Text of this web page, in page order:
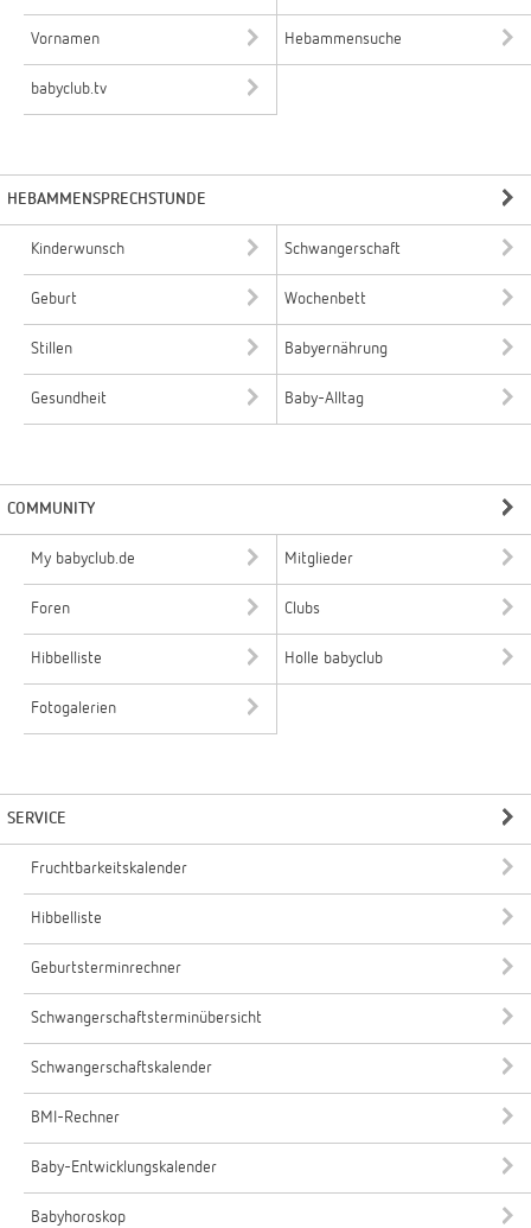
Vornamen Hebammensuche
babyclub.tv
HEBAMMENSPRECHSTUNDE
Kinderwunsch Schwangerschaft
Geburt Wochenbett
Stillen Babyernährung
Gesundheit Baby-Alltag
COMMUNITY
My babyclub.de Mitglieder
Foren Clubs
Hibbelliste Holle babyclub
Fotogalerien
SERVICE
Fruchtbarkeitskalender
Hibbelliste
Geburtsterminrechner
Schwangerschaftsterminübersicht
Schwangerschaftskalender
BMI-Rechner
Baby-Entwicklungskalender
Babyhoroskop